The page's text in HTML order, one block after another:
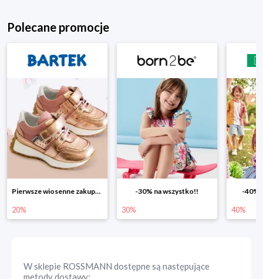
Polecane promocje
Pierwsze wiosenne zakupy -20% -30% na wszystko!! -40% na drugą
W sklepie ROSSMANN dostępne są następujące